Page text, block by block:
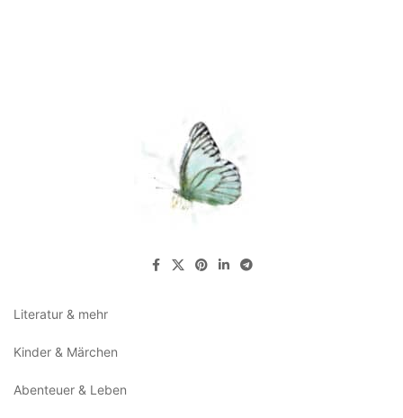
Literatur & mehr
Kinder & Märchen
Abenteuer & Leben